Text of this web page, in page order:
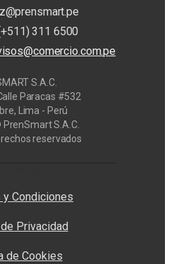
311 6500
S.A.C.
Paracas #532
Lima - Perú
S.A.C.
reservados
y Condiciones
Privacidad
de Cookies